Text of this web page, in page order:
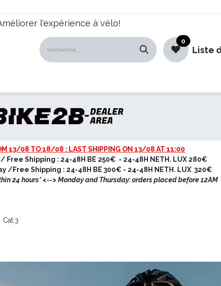
l'expérience à vélo!
0
Liste
13/08 TO 18/08 : LAST SHIPPING ON 13/08 AT 11:00
Shipping : 24-48H BE 250€ - 24-48H NETH. LUX 280€
/Free Shipping : 24-48H BE 300€ - 24-48H NETH. LUX 320€
24 hours* <--> Monday and Thursday: orders placed before
Cat.3